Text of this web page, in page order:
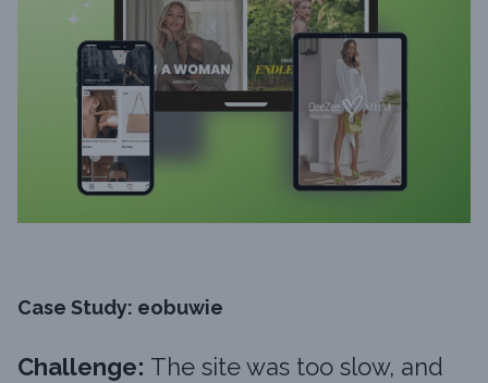
Case Study: eobuwie
Challenge: The site was too slow, and